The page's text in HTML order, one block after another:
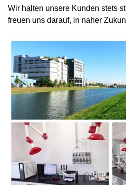
Wir halten unsere Kunden stets
freuen uns darauf, in naher